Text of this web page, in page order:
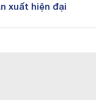
xuất hiện đại